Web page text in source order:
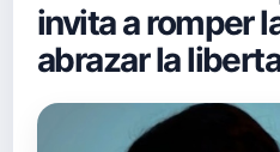
invita a romper
abrazar la